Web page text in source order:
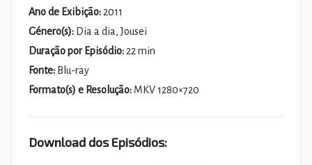
Ano de Exibição: 2011
Género(s): Dia a dia, Jousei
Duração por Episódio: 22 min
Fonte: Blu-ray
Formato(s) e Resolução: MKV 1280×720
Download dos Episódios: